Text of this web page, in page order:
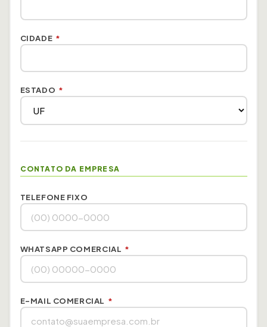
CIDADE *
ESTADO *
CONTATO DA EMPRESA
TELEFONE FIXO
WHATSAPP COMERCIAL *
E-MAIL COMERCIAL *